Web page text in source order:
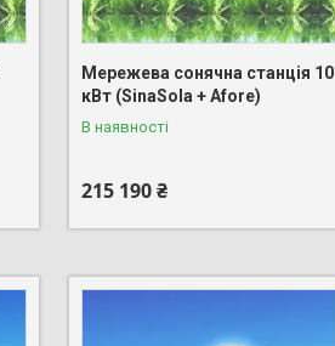
Мережева сонячна станція 10
кВт (SinaSola + Afore)
В наявності
215 190 ₴